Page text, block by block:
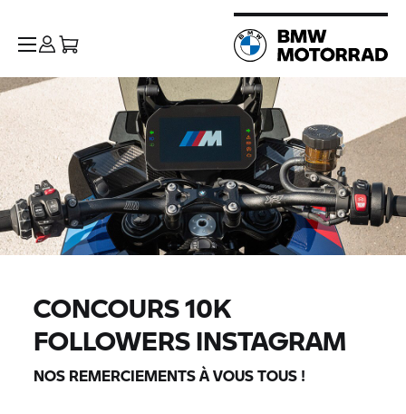
CONCOURS 10K
FOLLOWERS INSTAGRAM
NOS REMERCIEMENTS À VOUS TOUS !